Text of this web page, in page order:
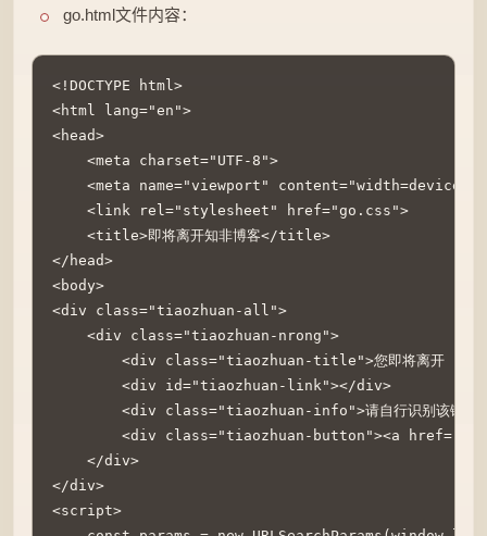
go.html文件内容：
<!DOCTYPE html>
<html lang="en">
<head>
    <meta charset="UTF-8">
<meta name="viewport" content="width=device-
    <link rel="stylesheet" href="go.css">
    <title>即将离开知非博客</title>
</head>
<body>
<div class="tiaozhuan-all">
    <div class="tiaozhuan-nrong">
<div class="tiaozhuan-title">您即将离开 『 知
        <div id="tiaozhuan-link"></div>
<div class="tiaozhuan-info">请自行识别该链接是
<div class="tiaozhuan-button"><a href=''
    </div>
</div>
<script>